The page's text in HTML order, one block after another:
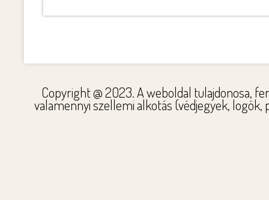
Copyright @ 2023. A weboldal tulajdonosa,
valamennyi szellemi alkotás (védjegyek,